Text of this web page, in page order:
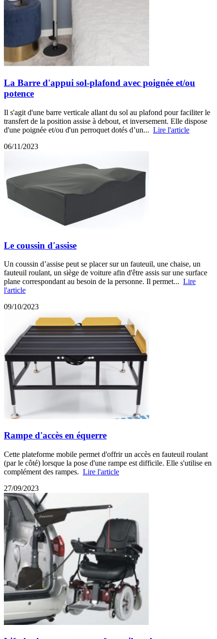
La Barre d'appui sol-plafond avec poignée et/ou
potence
Il s'agit d'une barre verticale allant du sol au plafond pour faciliter le
transfert de la position assise à debout, et inversement. Elle dispose
d'une poignée et/ou d'un perroquet dotés d’un... Lire l'article
06/11/2023
Le coussin d'assise
Un coussin d’assise peut se placer sur un fauteuil, une chaise, un
fauteuil roulant, un siège de voiture afin d'être assis sur une surface
plane correspondant au besoin de la personne. Il permet... Lire
l'article
09/10/2023
Rampe d'accès en équerre
Cette plateforme mobile permet d'offrir un accès en fauteuil roulant
(par le côté) lorsque la pose d'une rampe est difficile. Elle s'utilise en
complément des rampes. Lire l'article
27/09/2023